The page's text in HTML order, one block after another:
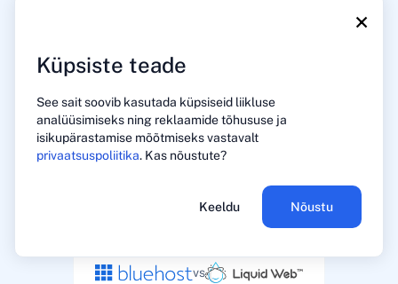
×
Küpsiste teade
See sait soovib kasutada küpsiseid liikluse
analüüsimiseks ning reklaamide tõhususe ja
isikupärastamise mõõtmiseks vastavalt
privaatsuspoliitika. Kas nõustute?
Keeldu Nõustu
vs
vs
vs